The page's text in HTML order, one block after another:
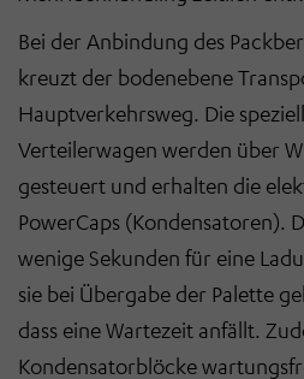
Bei der Anbindung des
kreuzt der bodenebene
Hauptverkehrsweg. Die
Verteilerwagen werden über
gesteuert und erhalten die
PowerCaps (Kondensatoren).
wenige Sekunden für eine
sie bei Übergabe der Palette
dass eine Wartezeit anfällt.
Kondensatorblöcke